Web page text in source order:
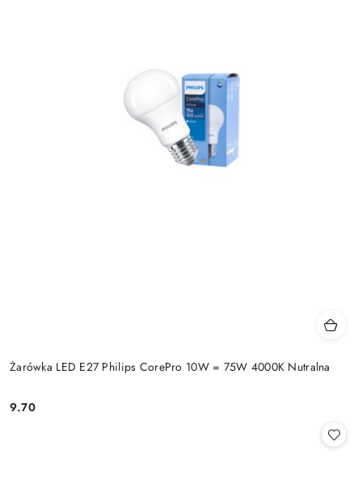
Żarówka LED E27 Philips CorePro 10W = 75W 4000K Nutralna
Cena:
9.70